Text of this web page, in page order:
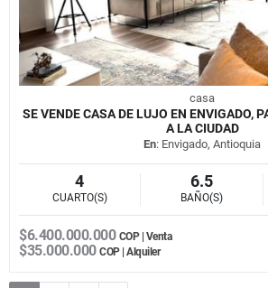
casa
SE VENDE CASA DE LUJO EN ENVIGADO,
A LA CIUDAD
En: Envigado, Antioquia
4
CUARTO(S)
6.5
BAÑO(S)
$6.400.000.000 COP | Venta
$35.000.000 COP | Alquiler